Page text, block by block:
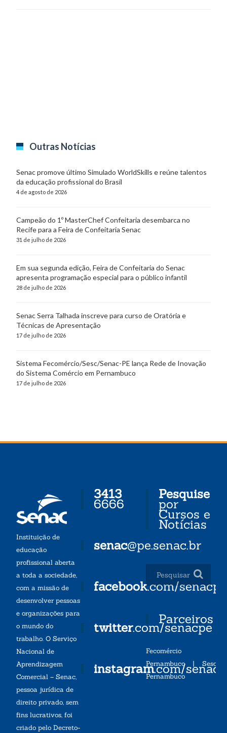
Outras Notícias
Senac promove último Simulado WorldSkills e reúne talentos
da educação profissional do Brasil
4 de agosto de 2026
Campeão do 1º MasterChef Confeitaria desembarca no
Recife para a Feira de Confeitaria Senac
31 de julho de 2026
Em sua segunda edição, Feira de Confeitaria do Senac
apresenta programação especial para o público infantil
28 de julho de 2026
Senac Serra Talhada inscreve para curso de Oratória e
Técnicas de Apresentação
17 de julho de 2026
Sistema Fecomércio/Sesc/Senac-PE lança Rede de Inovação
do Sistema Comércio em Pernambuco
17 de julho de 2026
Instituição de
educação
profissional aberta
a toda a sociedade,
com a missão de
desenvolver pessoas
e organizações para
o mundo do
trabalho. O Serviço
Nacional de
Aprendizagem
Comercial – Senac,
pessoa jurídica de
direito privado, sem
fins lucrativos, foi
criado pelo Decreto-
3413
6666
senac@pe.senac.br
facebook.com/senacpe
twitter.com/senacpe
instagram.com/
Pesquise
por
Cursos e
Notícias
Parceiros
Fecomércio
Pernambuco| Sesc
Pernambuco